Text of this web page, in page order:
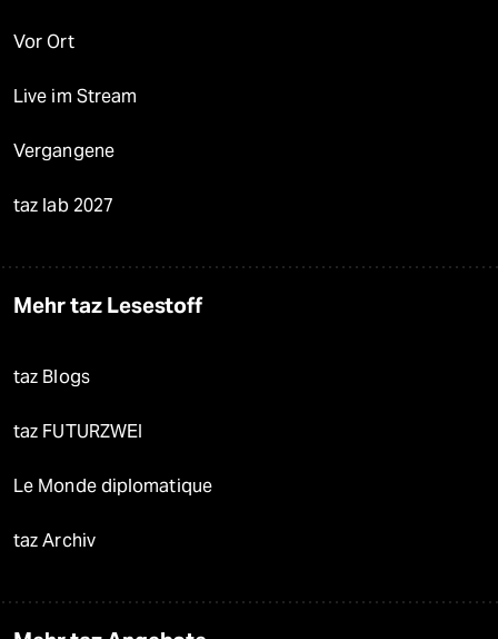
Vor Ort
Live im Stream
Vergangene
taz lab 2027
Mehr taz Lesestoff
taz Blogs
taz FUTURZWEI
Le Monde diplomatique
taz Archiv